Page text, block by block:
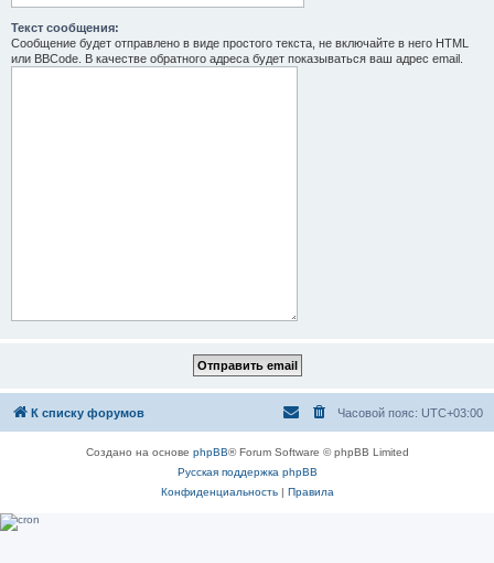
Текст сообщения:
Сообщение будет отправлено в виде простого текста, не включайте в него HTML
или BBCode. В качестве обратного адреса будет показываться ваш адрес email.
К списку форумов Часовой пояс: UTC+03:00
Создано на основе phpBB® Forum Software © phpBB Limited
Русская поддержка phpBB
Конфиденциальность| Правила